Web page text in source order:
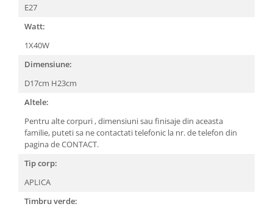
LAMPI STRADALE
LAMPI SOLARE
PROIECTOARE
VEIOZE EXTERIOR
■ ILUMINAT TEHNIC
PLAFONIERE & LAMPI LED
PANOURI LED
CORPURI ETANSE LED
E27
Watt:
1X40W
Dimensiune:
D17cm H23cm
Altele:
Pentru alte corpuri , dimensiuni sau finisaje din aceasta
familie, puteti sa ne contactati telefonic la nr. de telefon din
pagina de CONTACT.
Tip corp:
APLICA
Timbru verde: